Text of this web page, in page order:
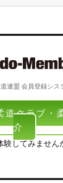
連盟 会員登録シス
道クラブ・
介
験してみません